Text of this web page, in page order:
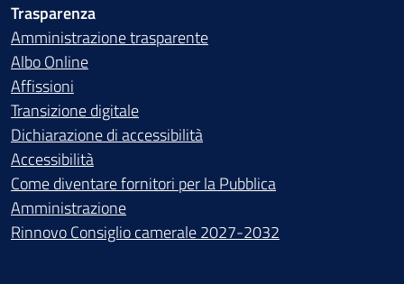
Trasparenza
Amministrazione trasparente
Albo Online
Affissioni
Transizione digitale
Dichiarazione di accessibilità
Accessibilità
Come diventare fornitori per la Pubblica
Amministrazione
Rinnovo Consiglio camerale 2027-2032